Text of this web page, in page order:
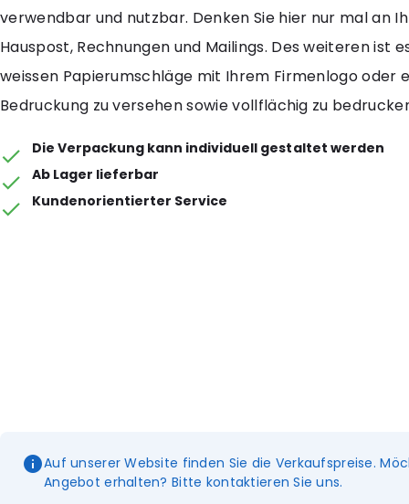
verwendbar und nutzbar. Denken Sie hier nur mal an
Hauspost, Rechnungen und Mailings. Des weiteren ist
weissen Papierumschläge mit Ihrem Firmenlogo oder
Bedruckung zu versehen sowie vollflächig zu
Die Verpackung kann individuell gestaltet werden
Ab Lager lieferbar
Kundenorientierter Service
Auf unserer Website finden Sie die Verkaufspreise.
Angebot erhalten? Bitte kontaktieren Sie uns.